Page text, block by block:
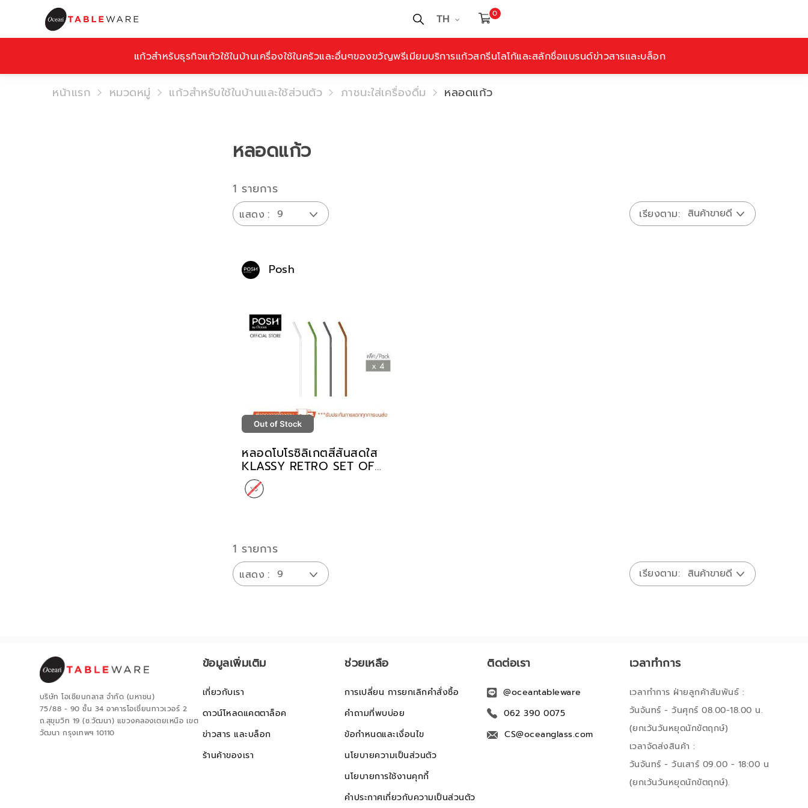
TH 0
แก้วสำหรับธุรกิจแก้วใช้ในบ้านเครื่องใช้ในครัวและอื่นๆของขวัญพรีเมียมบริการแก้วสกรีนโลโก้และสลักชื่อแบรนด์ข่าวสารและบล็อก
หน้าแรก หมวดหมู่ แก้วสำหรับใช้ในบ้านและใช้ส่วนตัว ภาชนะใส่เครื่องดื่ม หลอดแก้ว
หลอดแก้ว
1 รายการ
แสดง เรียงตาม
Posh
หลอดโบโรซิลิเกตสีสันสดใส
KLASSY RETRO SET OF
STRAW WITH BRUSH
1 รายการ
แสดง เรียงตาม
บริษัท โอเชียนกลาส จำกัด (มหาชน)
75/88 - 90 ชั้น 34 อาคารโอเชี่ยนทาวเวอร์ 2
ถ.สุขุมวิท 19 (ซ.วัฒนา) แขวงคลองเตยเหนือ เขต
วัฒนา กรุงเทพฯ 10110
ข้อมูลเพิ่มเติม
เกี่ยวกับเรา
ดาวน์โหลดแคตตาล็อค
ข่าวสาร และบล็อก
ร้านค้าของเรา
ช่วยเหลือ
การเปลี่ยน การยกเลิกคำสั่งซื้อ
คำถามที่พบบ่อย
ข้อกำหนดและเงื่อนไข
นโยบายความเป็นส่วนตัว
นโยบายการใช้งานคุกกี้
คำประกาศเกี่ยวกับความเป็นส่วนตัว
ติดต่อเรา
@oceantableware
062 390 0075
CS@oceanglass.com
เวลาทำการ
เวลาทำการ ฝ่ายลูกค้าสัมพันธ์ :
วันจันทร์ - วันศุกร์ 08.00-18.00 น.
(ยกเว้นวันหยุดนักขัตฤกษ์)
เวลาจัดส่งสินค้า :
วันจันทร์ - วันเสาร์ 09.00 - 18:00 น
(ยกเว้นวันหยุดนักขัตฤกษ์).